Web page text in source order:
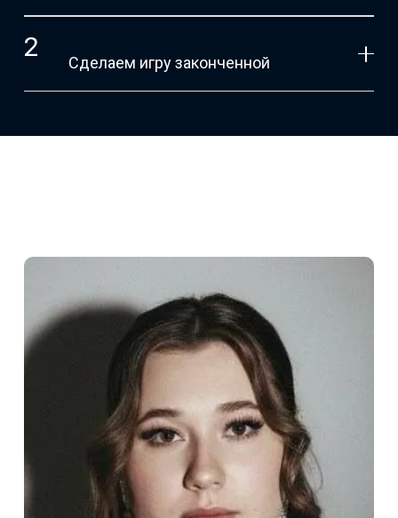
Сделаем игру законченной